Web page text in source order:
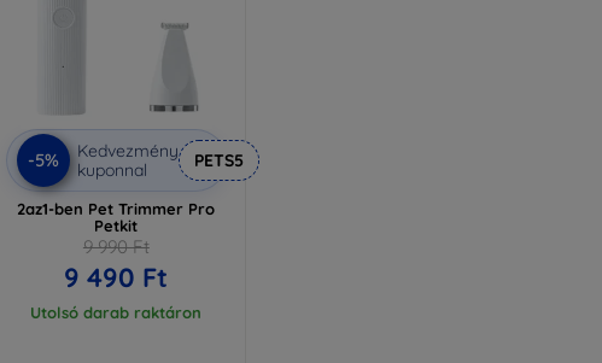
-5%
Kedvezmény
kuponnal
PETS5
2az1-ben Pet Trimmer Pro
Petkit
9 990 Ft
9 490 Ft
Utolsó darab raktáron